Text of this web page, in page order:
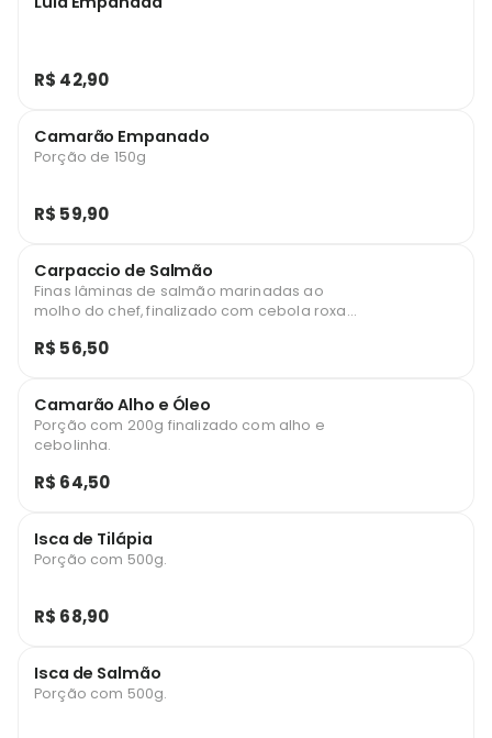
R$ 42,90
Camarão Empanado
Porção de 150g
R$ 59,90
Carpaccio de Salmão
Finas lâminas de salmão marinadas ao
molho do chef, finalizado com cebola roxa,
R$ 56,50
Camarão Alho e Óleo
Porção com 200g finalizado com alho e
cebolinha.
R$ 64,50
Isca de Tilápia
Porção com 500g.
R$ 68,90
Isca de Salmão
Porção com 500g.